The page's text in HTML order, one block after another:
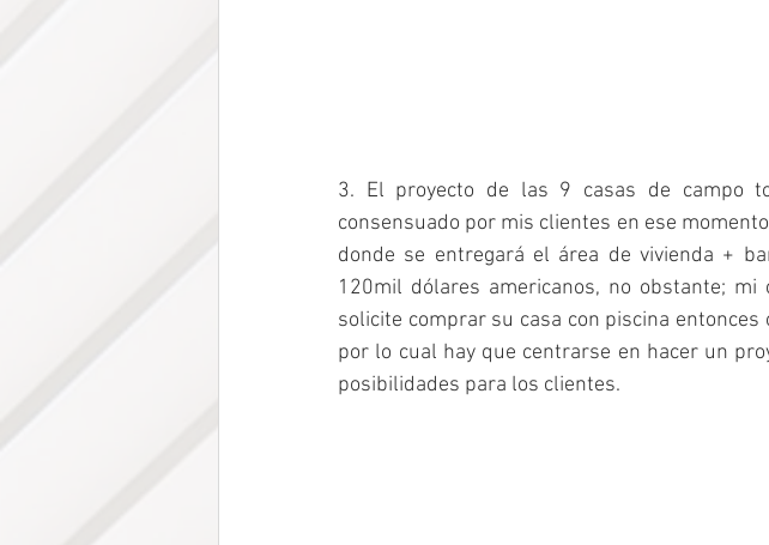
3. El proyecto de las 9 casas de campo
consensuado por mis clientes en ese
donde se entregará el área de vivienda +
120mil dólares americanos, no obstante;
solicite comprar su casa con piscina
por lo cual hay que centrarse en hacer un
posibilidades para los clientes.